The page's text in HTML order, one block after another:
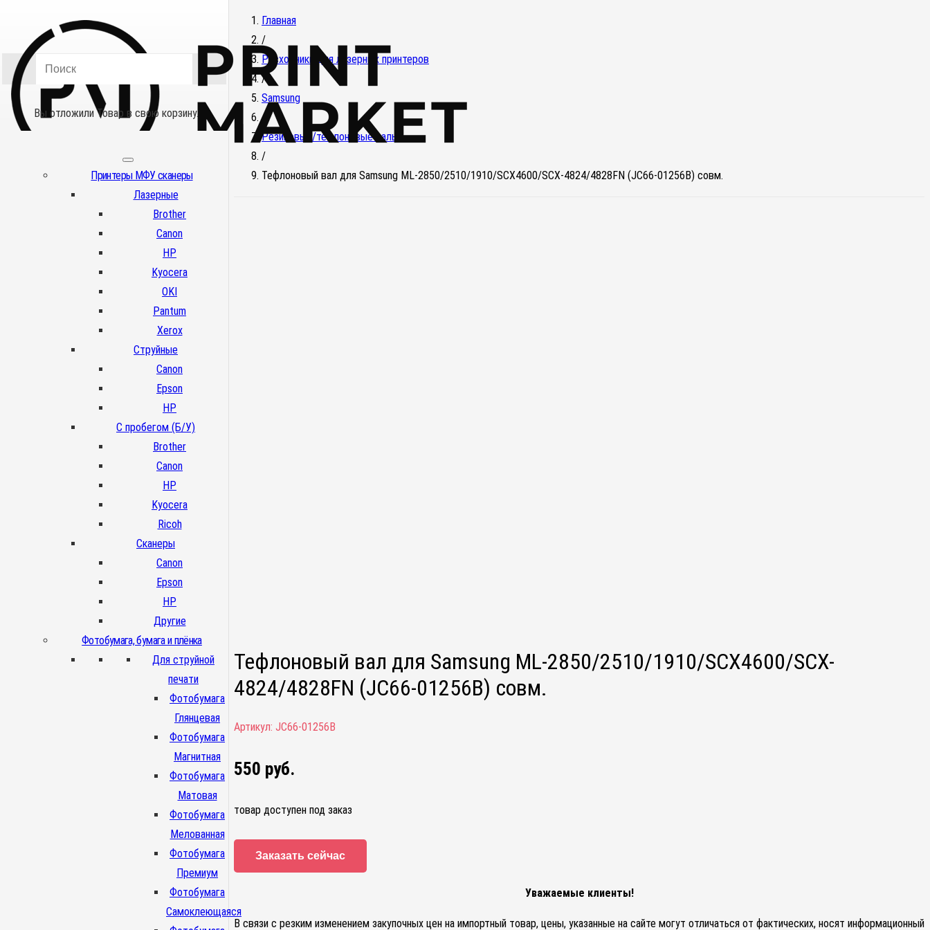
Вы отложилиТовар в свою корзину.
Принтеры МФУ сканеры
Лазерные
Brother
Canon
HP
Kyocera
OKI
Pantum
Xerox
Струйные
Canon
Epson
HP
С пробегом (Б/У)
Brother
Canon
HP
Kyocera
Ricoh
Сканеры
Canon
Epson
HP
Другие
Фотобумага, бумага и плёнка
Для струйной
печати
Фотобумага
Глянцевая
Фотобумага
Магнитная
Фотобумага
Матовая
Фотобумага
Мелованная
Фотобумага
Премиум
Фотобумага
Самоклеющаяся
Главная
/
Расходники для лазерных принтеров
/
Samsung
/
Резиновые/тефлоновые валы
/
Тефлоновый вал для Samsung ML-2850/2510/1910/SCX4600/SCX-4824/4828FN (JC66-01256B) совм.
Тефлоновый вал для Samsung ML-2850/2510/1910/SCX4600/SCX-
4824/4828FN (JC66-01256B) совм.
Артикул: JC66-01256B
550 руб.
товар доступен под заказ
Заказать сейчас
Уважаемые клиенты!
В связи с резким изменением закупочных цен на импортный товар, цены, указанные на сайте могут отличаться от фактических, носят информационный